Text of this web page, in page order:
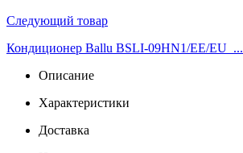
Следующий товар
Кондиционер Ballu BSLI-09HN1/EE/EU_...
Описание
Характеристики
Доставка